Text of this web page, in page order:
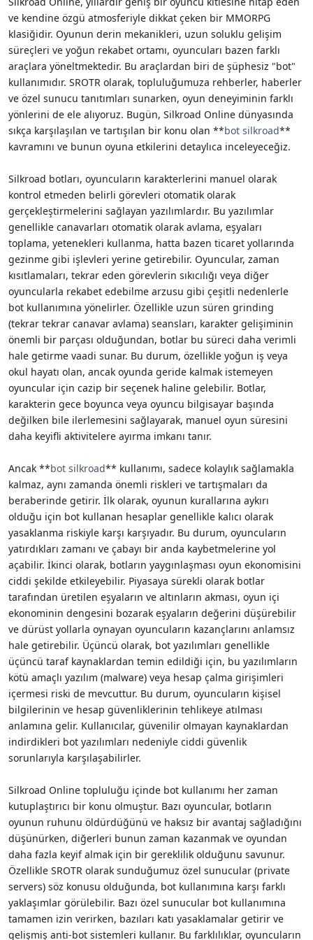
i
ve kendine özgü atmosferiyle dikkat çeken bir MMORPG
klasiğidir. Oyunun derin mekanikleri, uzun soluklu gelişim
süreçleri ve yoğun rekabet ortamı, oyuncuları bazen farklı
araçlara yöneltmektedir. Bu araçlardan biri de şüphesiz "bot"
kullanımıdır. SROTR olarak, topluluğumuza rehberler, haberler
ve özel sunucu tanıtımları sunarken, oyun deneyiminin farklı
yönlerini de ele alıyoruz. Bugün, Silkroad Online dünyasında
sıkça karşılaşılan ve tartışılan bir konu olan **bot silkroad**
kavramını ve bunun oyuna etkilerini detaylıca inceleyeceğiz.
Silkroad botları, oyuncuların karakterlerini manuel olarak
kontrol etmeden belirli görevleri otomatik olarak
gerçekleştirmelerini sağlayan yazılımlardır. Bu yazılımlar
genellikle canavarları otomatik olarak avlama, eşyaları
toplama, yetenekleri kullanma, hatta bazen ticaret yollarında
gezinme gibi işlevleri yerine getirebilir. Oyuncular, zaman
kısıtlamaları, tekrar eden görevlerin sıkıcılığı veya diğer
oyuncularla rekabet edebilme arzusu gibi çeşitli nedenlerle
bot kullanımına yönelirler. Özellikle uzun süren grinding
(tekrar tekrar canavar avlama) seansları, karakter gelişiminin
önemli bir parçası olduğundan, botlar bu süreci daha verimli
hale getirme vaadi sunar. Bu durum, özellikle yoğun iş veya
okul hayatı olan, ancak oyunda geride kalmak istemeyen
oyuncular için cazip bir seçenek haline gelebilir. Botlar,
karakterin gece boyunca veya oyuncu bilgisayar başında
değilken bile ilerlemesini sağlayarak, manuel oyun süresini
daha keyifli aktivitelere ayırma imkanı tanır.
Ancak **bot silkroad** kullanımı, sadece kolaylık sağlamakla
kalmaz, aynı zamanda önemli riskleri ve tartışmaları da
beraberinde getirir. İlk olarak, oyunun kurallarına aykırı
olduğu için bot kullanan hesaplar genellikle kalıcı olarak
yasaklanma riskiyle karşı karşıyadır. Bu durum, oyuncuların
yatırdıkları zamanı ve çabayı bir anda kaybetmelerine yol
açabilir. İkinci olarak, botların yaygınlaşması oyun ekonomisini
ciddi şekilde etkileyebilir. Piyasaya sürekli olarak botlar
tarafından üretilen eşyaların ve altınların akması, oyun içi
ekonominin dengesini bozarak eşyaların değerini düşürebilir
ve dürüst yollarla oynayan oyuncuların kazançlarını anlamsız
hale getirebilir. Üçüncü olarak, bot yazılımları genellikle
üçüncü taraf kaynaklardan temin edildiği için, bu yazılımların
kötü amaçlı yazılım (malware) veya hesap çalma girişimleri
içermesi riski de mevcuttur. Bu durum, oyuncuların kişisel
bilgilerinin ve hesap güvenliklerinin tehlikeye atılması
anlamına gelir. Kullanıcılar, güvenilir olmayan kaynaklardan
indirdikleri bot yazılımları nedeniyle ciddi güvenlik
sorunlarıyla karşılaşabilirler.
Silkroad Online topluluğu içinde bot kullanımı her zaman
kutuplaştırıcı bir konu olmuştur. Bazı oyuncular, botların
oyunun ruhunu öldürdüğünü ve haksız bir avantaj sağladığını
düşünürken, diğerleri bunun zaman kazanmak ve oyundan
daha fazla keyif almak için bir gereklilik olduğunu savunur.
Özellikle SROTR olarak sunduğumuz özel sunucular (private
servers) söz konusu olduğunda, bot kullanımına karşı farklı
yaklaşımlar görülebilir. Bazı özel sunucular bot kullanımına
tamamen izin verirken, bazıları katı yasaklamalar getirir ve
gelişmiş anti-bot sistemleri kullanır. Bu farklılıklar, oyuncuların